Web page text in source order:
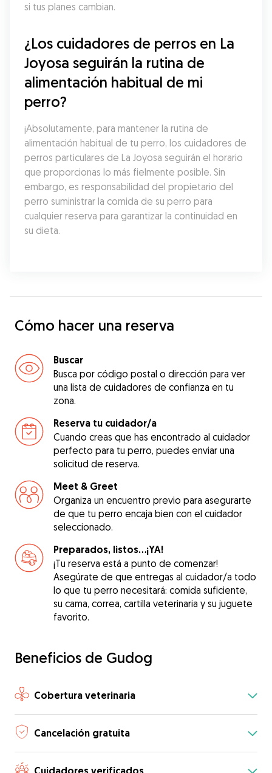
si tus planes cambian.
¿Los cuidadores de perros en La
Joyosa seguirán la rutina de
alimentación habitual de mi
perro?
¡Absolutamente, para mantener la rutina de
alimentación habitual de tu perro, los cuidadores de
perros particulares de La Joyosa seguirán el horario
que proporcionas lo más fielmente posible. Sin
embargo, es responsabilidad del propietario del
perro suministrar la comida de su perro para
cualquier reserva para garantizar la continuidad en
su dieta.
Cómo hacer una reserva
Buscar
Busca por código postal o dirección para ver
una lista de cuidadores de confianza en tu
zona.
Reserva tu cuidador/a
Cuando creas que has encontrado al cuidador
perfecto para tu perro, puedes enviar una
solicitud de reserva.
Meet & Greet
Organiza un encuentro previo para asegurarte
de que tu perro encaja bien con el cuidador
seleccionado.
Preparados, listos...¡YA!
¡Tu reserva está a punto de comenzar!
Asegúrate de que entregas al cuidador/a todo
lo que tu perro necesitará: comida suficiente,
su cama, correa, cartilla veterinaria y su juguete
favorito.
Beneficios de Gudog
Cobertura veterinaria
Cancelación gratuita